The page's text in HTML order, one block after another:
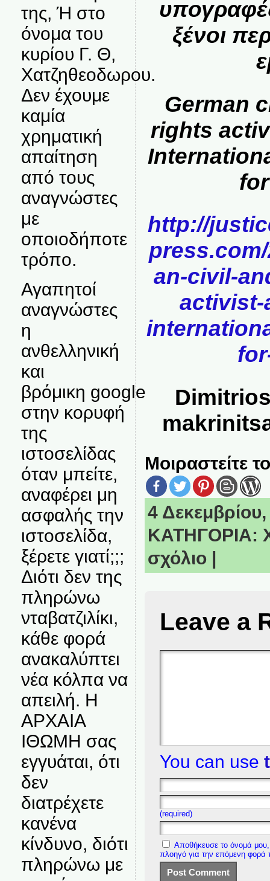
της, Ή στο
όνομα του
κυρίου Γ. Θ,
Χατζηθεοδωρου.
Δεν έχουμε
καμία
χρηματική
απαίτηση
από τους
αναγνώστες
με
οποιοδήποτε
τρόπο.
Αγαπητοί
αναγνώστες
η
ανθελληνική
και
βρόμικη google
στην κορυφή
της
ιστοσελίδας
όταν μπείτε,
αναφέρει μη
ασφαλής την
ιστοσελίδα,
ξέρετε γιατί;;;
Διότι δεν της
πληρώνω
νταβατζιλίκι,
κάθε φορά
ανακαλύπτει
νέα κόλπα να
απειλή. Η
ΑΡΧΑΙΑ
ΙΘΩΜΗ σας
εγγυάται, ότι
δεν
διατρέχετε
κανένα
κίνδυνο, διότι
πληρώνω με
ξένοι
German
rights
http://
an-civil-
activist-
Μοιραστείτε
4
ΚΑΤΗΓΟΡΙΑ:
σχόλιο |
Leave a
You can use
(required)
Αποθήκευσε το όνομά μου,
πλοηγό για την επόμενη